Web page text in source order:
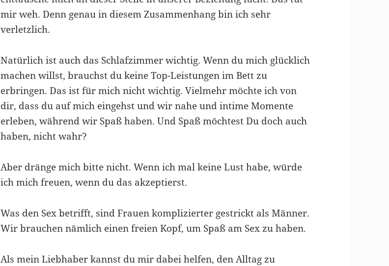
mir weh. Denn genau in diesem Zusammenhang bin ich sehr
verletzlich.
Natürlich ist auch das Schlafzimmer wichtig. Wenn du mich glücklich
machen willst, brauchst du keine Top-Leistungen im Bett zu
erbringen. Das ist für mich nicht wichtig. Vielmehr möchte ich von
dir, dass du auf mich eingehst und wir nahe und intime Momente
erleben, während wir Spaß haben. Und Spaß möchtest Du doch auch
haben, nicht wahr?
Aber dränge mich bitte nicht. Wenn ich mal keine Lust habe, würde
ich mich freuen, wenn du das akzeptierst.
Was den Sex betrifft, sind Frauen komplizierter gestrickt als Männer.
Wir brauchen nämlich einen freien Kopf, um Spaß am Sex zu haben.
Als mein Liebhaber kannst du mir dabei helfen, den Alltag zu